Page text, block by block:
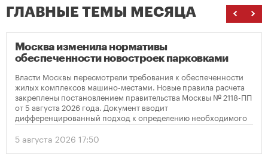
ГЛАВНЫЕ ТЕМЫ МЕСЯЦА
Москва изменила нормативы
обеспеченности новостроек парковками
Власти Москвы пересмотрели требования к обеспеченности
жилых комплексов машино-местами. Новые правила расчета
закреплены постановлением правительства Москвы № 2118-ПП
от 5 августа 2026 года. Документ вводит
дифференцированный подход к определению необходимого
количества парковок в зависимости от площади квартир и
устанавливает переходный период для уже согласованных
проектов.
5 августа 2026 17:50